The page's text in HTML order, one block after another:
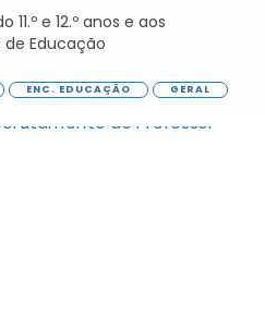
e 12.º anos e aos
de Educação
ENC. EDUCAÇÃO GERAL